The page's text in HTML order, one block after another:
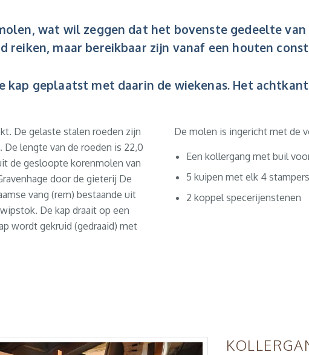
wat wil zeggen dat het bovenste gedeelte
reiken, maar bereikbaar zijn vanaf een houten
kap geplaatst met daarin de wiekenas. Het
De gelaste stalen roeden zijn
De lengte van de roeden is 22,0
de gesloopte korenmolen van
door de gieterij De
vang (rem) bestaande uit
De kap draait op een
wordt gekruid (gedraaid) met
De molen is ingericht met de
Een kollergang met buil
5 kuipen met elk 4
2 koppel specerijenstenen